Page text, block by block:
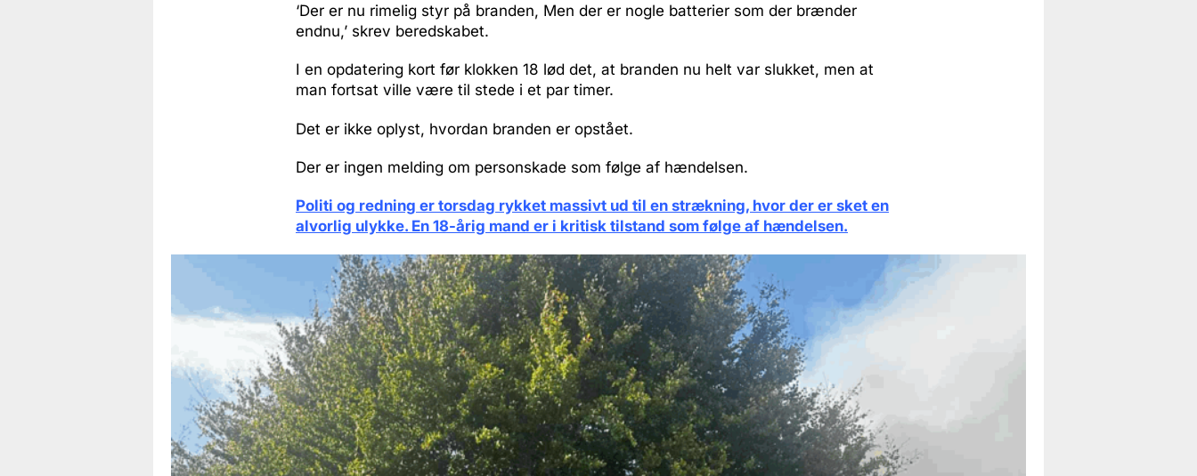
‘Der er nu rimelig styr på branden, Men der er nogle batterier som der brænder
endnu,’ skrev beredskabet.
I en opdatering kort før klokken 18 lød det, at branden nu helt var slukket, men at
man fortsat ville være til stede i et par timer.
Det er ikke oplyst, hvordan branden er opstået.
Der er ingen melding om personskade som følge af hændelsen.
Politi og redning er torsdag rykket massivt ud til en strækning, hvor der er sket en
alvorlig ulykke. En 18-årig mand er i kritisk tilstand som følge af hændelsen.